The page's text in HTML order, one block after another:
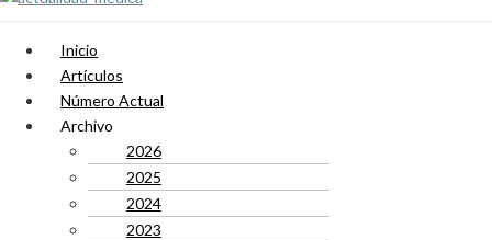
Inicio
Artículos
Número Actual
Archivo
2026
2025
2024
2023